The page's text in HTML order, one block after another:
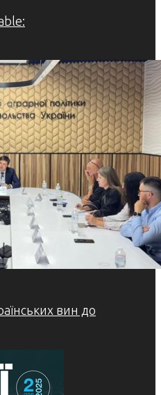
вин до